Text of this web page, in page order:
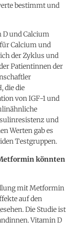
bestimmt und
D und Calcium
Calcium und
der Zyklus und
Patientinnen der
die die
von IGF-1 und
und
Werten gab es
Testgruppen.
könnten
mit Metformin
auf den
Die Studie ist
Vitamin D